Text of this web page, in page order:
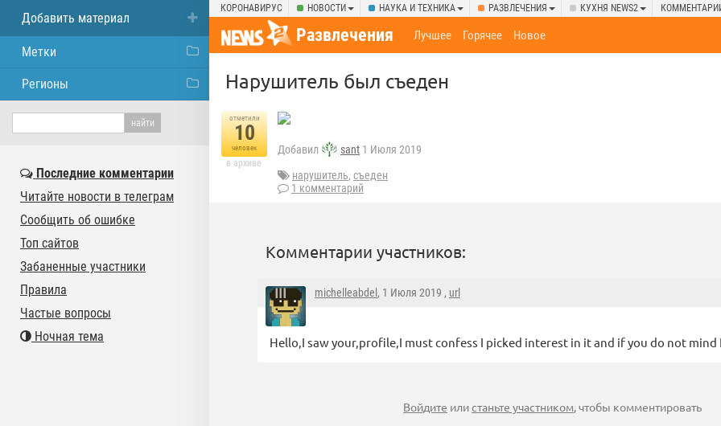
КОРОНАВИРУС НОВОСТИ НАУКА И ТЕХНИКА РАЗВЛЕЧЕНИЯ КУХНЯ NEWS2
Развлечения Лучшее Горячее Новое
Нарушитель был съеден
отметили
10
человек
в архиве
Добавил sant 1 Июля 2019
нарушитель, съеден
1 комментарий
Комментарии участников:
michelleabdel , 1 Июля 2019 , url
Hello,I saw your,profile,I must confess I picked interest in it and if you do not
Войдите илистаньте участником, чтобы комментировать
Добавить материал
Метки
Регионы
Последние комментарии
Читайте новости в телеграм
Сообщить об ошибке
Топ сайтов
Забаненные участники
Правила
Частые вопросы
Ночная тема